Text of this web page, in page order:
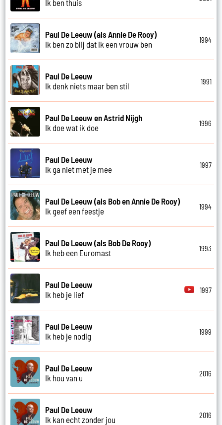
Ik ben thuis
Paul De Leeuw (als Annie De Rooy)
Ik ben zo blij dat ik een vrouw ben
1994
Paul De Leeuw
Ik denk niets maar ben stil
1991
Paul De Leeuw en Astrid Nijgh
Ik doe wat ik doe
1996
Paul De Leeuw
Ik ga niet met je mee
1997
Paul De Leeuw (als Bob en Annie De Rooy)
Ik geef een feestje
1994
Paul De Leeuw (als Bob De Rooy)
Ik heb een Euromast
1993
Paul De Leeuw
Ik heb je lief
1997
Paul De Leeuw
Ik heb je nodig
1999
Paul De Leeuw
Ik hou van u
2016
Paul De Leeuw
Ik kan echt zonder jou
2016